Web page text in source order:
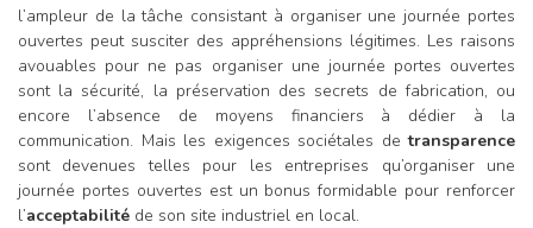
l’ampleur de la tâche consistant à organiser une journée portes
ouvertes peut susciter des appréhensions légitimes. Les raisons
avouables pour ne pas organiser une journée portes ouvertes
sont la sécurité, la préservation des secrets de fabrication, ou
encore l’absence de moyens financiers à dédier à la
communication. Mais les exigences sociétales detransparence
sont devenues telles pour les entreprises qu’organiser une
journée portes ouvertes est un bonus formidable pour renforcer
l’acceptabilité de son site industriel en local.